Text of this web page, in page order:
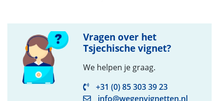
Vragen over het
Tsjechische vignet?
We helpen je graag.
+31 (0) 85 303 39 23
info@wegenvignetten.nl